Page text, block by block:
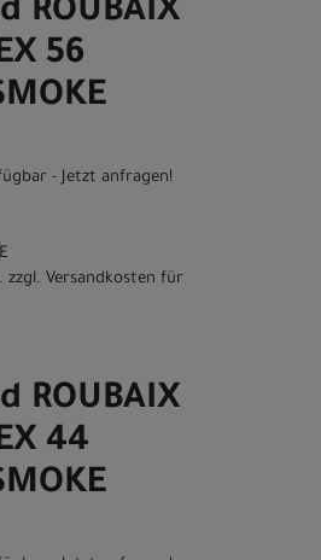
ROUBAIX
56
- Jetzt anfragen!
zzgl. Versandkosten für
ROUBAIX
44